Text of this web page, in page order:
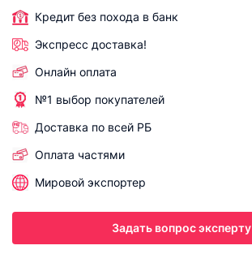
Кредит без похода в банк
Экспресс доставка!
Онлайн оплата
№1 выбор покупателей
Доставка по всей РБ
Оплата частями
Мировой экспортер
Задать вопрос эксперту